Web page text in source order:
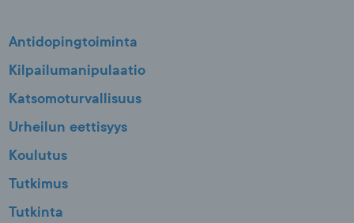
Antidopingtoiminta
Kilpailumanipulaatio
Katsomoturvallisuus
Urheilun eettisyys
Koulutus
Tutkimus
Tutkinta